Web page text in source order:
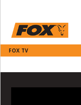
FOX TV